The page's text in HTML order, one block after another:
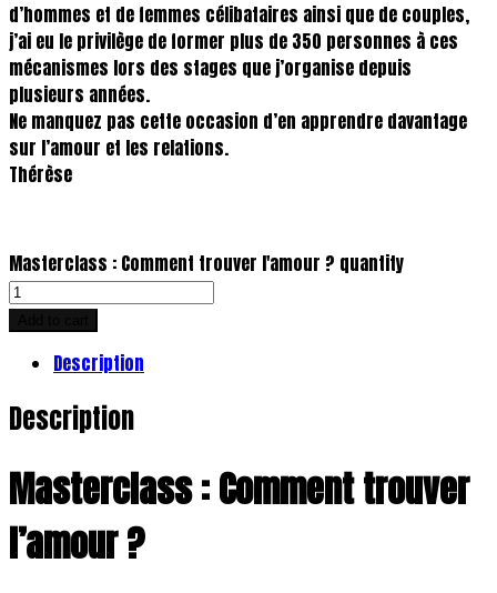
d’hommes et de femmes célibataires ainsi que de couples,
j’ai eu le privilège de former plus de 350 personnes à ces
mécanismes lors des stages que j’organise depuis
plusieurs années.
Ne manquez pas cette occasion d’en apprendre davantage
sur l’amour et les relations.
Thérèse
Masterclass : Comment trouver l'amour ? quantity
Description
Description
Masterclass : Comment trouver
l’amour ?